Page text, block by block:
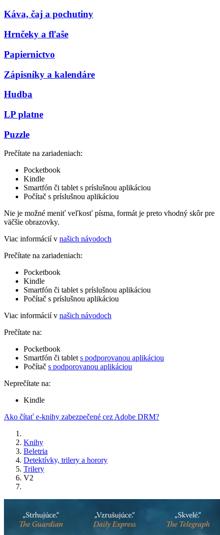
Káva, čaj a pochutiny
Hrnčeky a fľaše
Papiernictvo
Zápisníky a kalendáre
Hudba
LP platne
Puzzle
Prečítate na zariadeniach:
Pocketbook
Kindle
Smartfón či tablet s príslušnou aplikáciou
Počítač s príslušnou aplikáciou
Nie je možné meniť veľkosť písma, formát je preto vhodný skôr pre
väčšie obrazovky.
Viac informácií v našich návodoch
Prečítate na zariadeniach:
Pocketbook
Kindle
Smartfón či tablet s príslušnou aplikáciou
Počítač s príslušnou aplikáciou
Viac informácií v našich návodoch
Prečítate na:
Pocketbook
Smartfón či tablet s podporovanou aplikáciou
Počítač s podporovanou aplikáciou
Neprečítate na:
Kindle
Ako čítať e-knihy zabezpečené cez Adobe DRM?
Knihy
Beletria
Detektívky, trilery a horory
Trilery
V2